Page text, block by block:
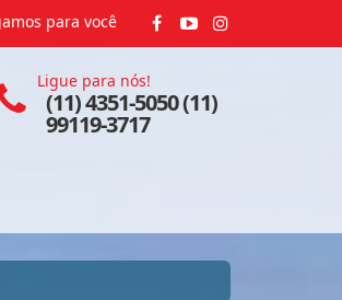
para você
Ligue para nós!
(11) 4351-5050 (11)
99119-3717